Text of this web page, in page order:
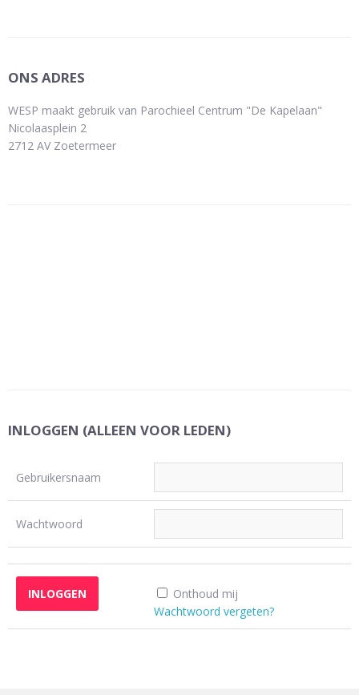
ONS ADRES
WESP maakt gebruik van Parochieel Centrum "De Kapelaan"
Nicolaasplein 2
2712 AV Zoetermeer
INLOGGEN (ALLEEN VOOR LEDEN)
Gebruikersnaam
Wachtwoord
Onthoud mij
Wachtwoord vergeten?